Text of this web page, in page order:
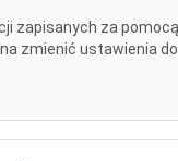
zapisanych za
zmienić ustawienia